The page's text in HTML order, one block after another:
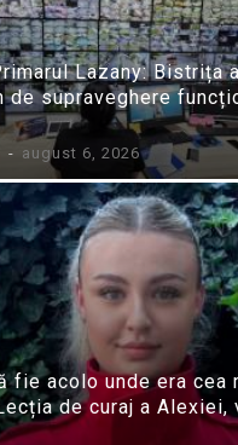
Lazany: Bistrița
de supraveghere
- august 6, 2026
fie acolo unde era cea
de curaj a Alexiei,